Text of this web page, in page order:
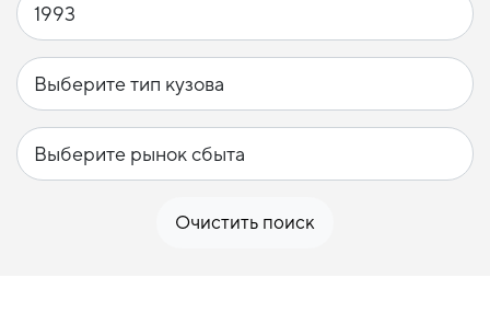
Очистить поиск